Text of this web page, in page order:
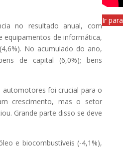
no resultado anual, com
equipamentos de informática,
No acumulado do ano,
de capital (6,0%); bens
automotores foi crucial para o
crescimento, mas o setor
Grande parte disso se deve
e biocombustíveis (-4,1%),
Ir